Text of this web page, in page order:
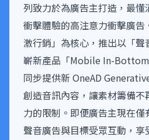
列致力於為廣告主打造，最
衝擊體驗的高注意力衝擊廣
激行銷」為核心，推出以「
嶄新產品「Mobile In-
同步提供新 OneAD
創造音訊內容，讓素材籌備
力的限制。即便廣告主現在
聲音廣告與目標受眾互動，